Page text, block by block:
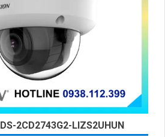
2CD2743G2-LIZS2UHUN